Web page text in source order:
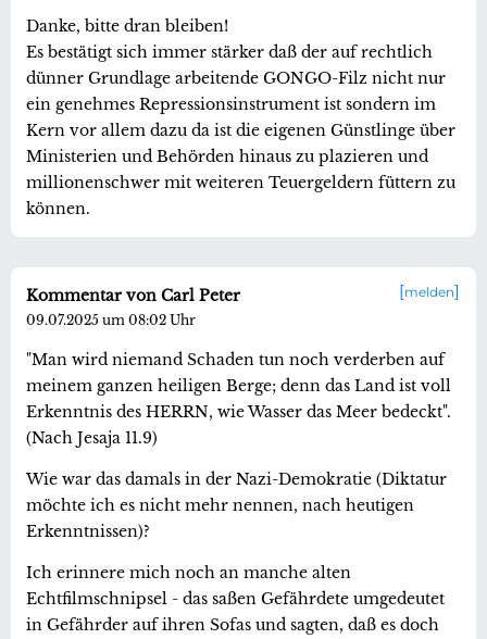
Danke, bitte dran bleiben!
Es bestätigt sich immer stärker daß der auf rechtlich
dünner Grundlage arbeitende GONGO-Filz nicht nur
ein genehmes Repressionsinstrument ist sondern im
Kern vor allem dazu da ist die eigenen Günstlinge über
Ministerien und Behörden hinaus zu plazieren und
millionenschwer mit weiteren Teuergeldern füttern zu
können.
melden
Kommentar von Carl Peter
09.07.2025 um 08:02 Uhr
"Man wird niemand Schaden tun noch verderben auf
meinem ganzen heiligen Berge; denn das Land ist voll
Erkenntnis des HERRN, wie Wasser das Meer bedeckt".
(Nach Jesaja 11.9)
Wie war das damals in der Nazi-Demokratie (Diktatur
möchte ich es nicht mehr nennen, nach heutigen
Erkenntnissen)?
Ich erinnere mich noch an manche alten
Echtfilmschnipsel - das saßen Gefährdete umgedeutet
in Gefährder auf ihren Sofas und sagten, daß es doch